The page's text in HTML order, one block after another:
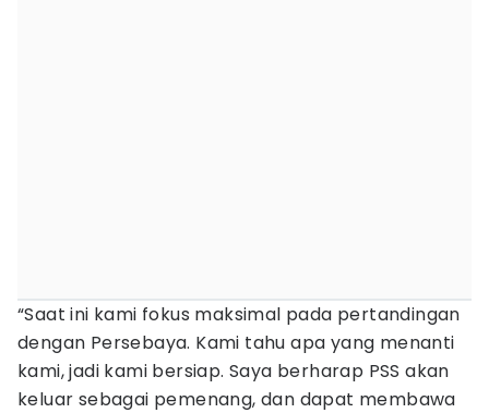
“Saat ini kami fokus maksimal pada pertandingan
dengan Persebaya. Kami tahu apa yang menanti
kami, jadi kami bersiap. Saya berharap PSS akan
keluar sebagai pemenang, dan dapat membawa